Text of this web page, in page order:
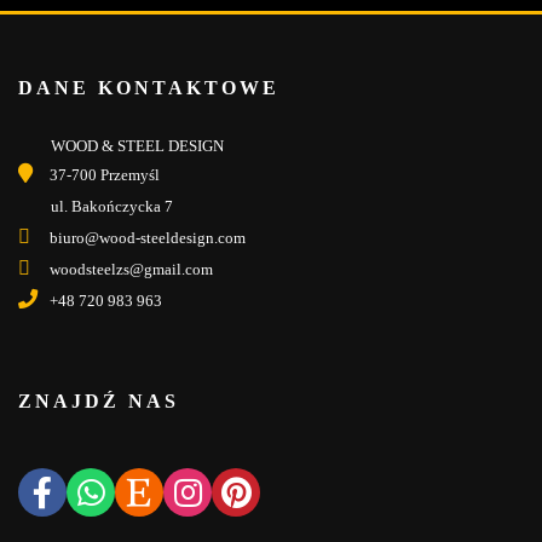
DANE KONTAKTOWE
WOOD & STEEL DESIGN
37-700 Przemyśl
ul. Bakończycka 7
biuro@wood-steeldesign.com
woodsteelzs@gmail.com
+48 720 983 963
ZNAJDŹ NAS